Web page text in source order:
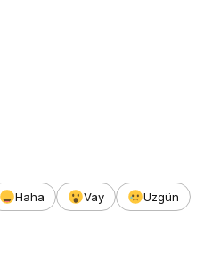
Haha Vay
Üzgün